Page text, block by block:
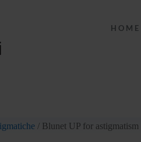
HOME
/ Blunet UP for astigmatism